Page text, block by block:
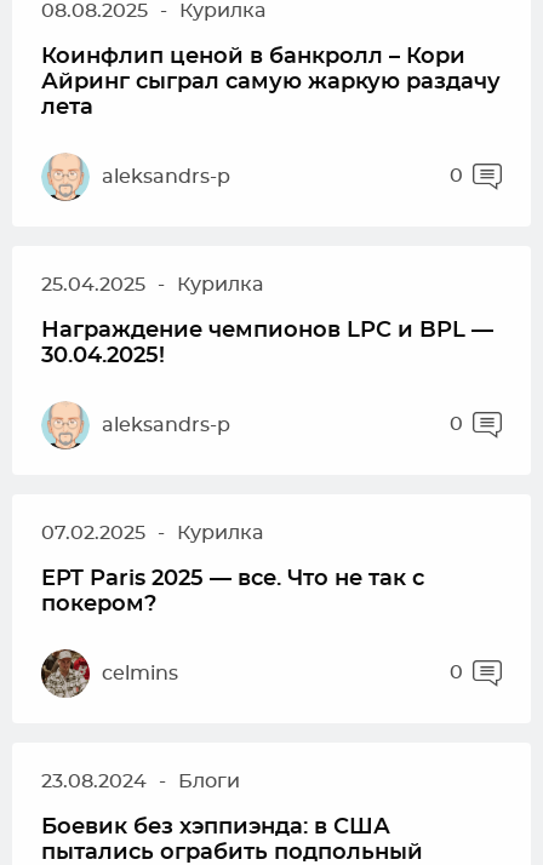
08.08.2025 - Курилка
Коинфлип ценой в банкролл – Кори
Айринг сыграл самую жаркую раздачу
лета
aleksandrs-p 0
25.04.2025 - Курилка
Награждение чемпионов LPC и BPL —
30.04.2025!
aleksandrs-p 0
07.02.2025 - Курилка
EPT Paris 2025 — все. Что не так с
покером?
celmins 0
23.08.2024 - Блоги
Боевик без хэппиэнда: в США
пытались ограбить подпольный